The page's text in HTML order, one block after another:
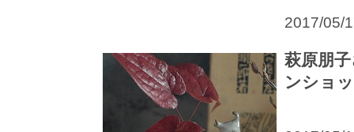
2017/05/
萩原朋
ンショ